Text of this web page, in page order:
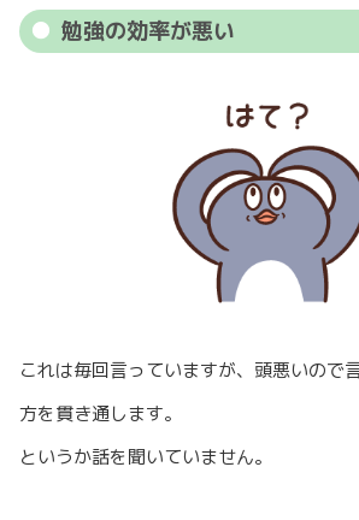
勉強の効率が悪い
これは毎回言っていますが、頭悪いので
方を貫き通します。
というか話を聞いていません。